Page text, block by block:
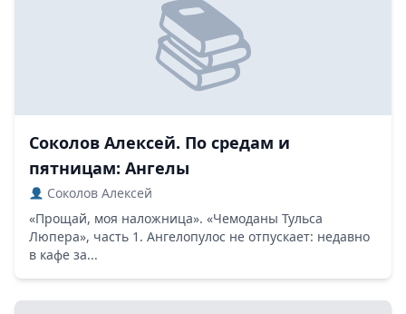
Соколов Алексей. По средам и
пятницам: Ангелы
Соколов Алексей
«Прощай, моя наложница». «Чемоданы Тульса
Люпера», часть 1. Ангелопулос не отпускает: недавно
в кафе за...